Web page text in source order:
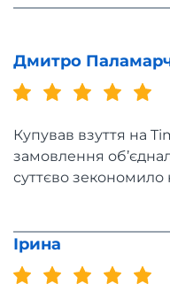
Дмитро
Купував взуття на
замовлення
суттєво зекономило
Ірина